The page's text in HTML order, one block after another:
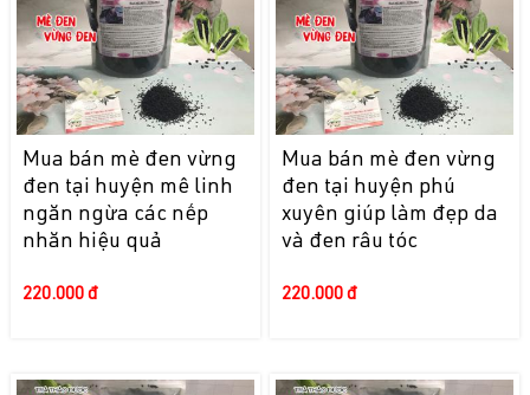
Mua bán mè đen vừng
đen tại huyện mê linh
ngăn ngừa các nếp
nhăn hiệu quả
220.000 đ
Mua bán mè đen vừng
đen tại huyện phú
xuyên giúp làm đẹp da
và đen râu tóc
220.000 đ